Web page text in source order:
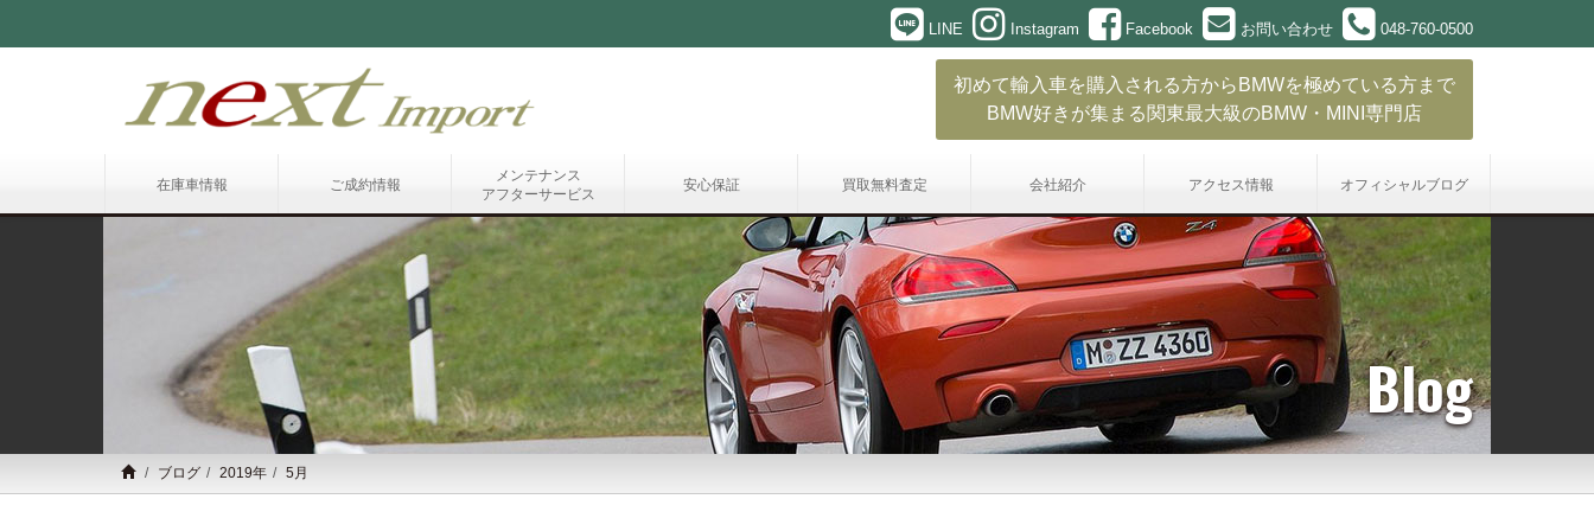
LINE Instagram Facebook お問い合わせ 048-760-0500
初めて輸入車を購入される方からBMWを極めている方まで
BMW好きが集まる関東最大級のBMW・MINI専門店
在庫車情報 ご成約情報
メンテナンス
アフターサービス
安心保証 買取無料査定 会社紹介 アクセス情報 オフィシャルブログ
Blog
ブログ 2019年 5月